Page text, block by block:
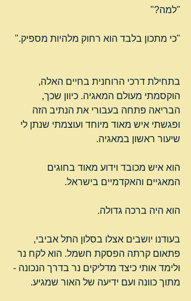
"למה?"
"כי מתכון בלבד הוא רחוק מלהיות מספיק."
בתחילת דרכי הרוחנית בחיים האלה,
הוקסמתי מעולם המאגיה. כיוון שכך,
הבריאה פתחה בעבורי את הנתיב הזה
ופגשתי איש מאוד מיוחד ועוצמתי שנתן לי
שיעור ראשון במאגיה.
הוא איש מכובד וידוע מאוד בחוגים
המאגיים והאקדמיים בישראל.
הוא היה ברכה גדולה.
בעודנו יושבים אצלו בסלון התל אביבי,
פתאום קרתה הפסקת חשמל. הוא לקח נר
ולימד אותי כיצד מדליקים נר בדרך הנכונה -
מתוך כוונה ועם ידיעה של האור שמגיע.